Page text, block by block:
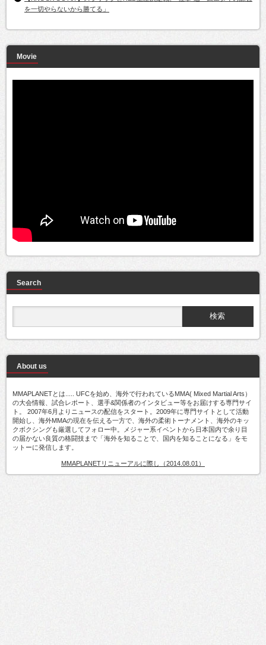
を一切やらないから勝てる」
Movie
Search
About us
MMAPLANETとは..... UFCを始め、海外で行われているMMA( Mixed Martial Arts）
の大会情報、試合レポート、選手&関係者のインタビュー等をお届けする専門サイ
ト。 2007年6月よりニュースの配信をスタート。2009年に専門サイトとして活動
開始し、海外MMAの現在を伝える一方で、海外の柔術トーナメント、海外のキッ
クボクシングも厳選してフォロー中。メジャー系イベントから日本国内で余り目
の届かない良質の格闘技まで「海外を知ることで、国内を知ることになる」をモ
ットーに発信します。
MMAPLANETリニューアルに際し（2014.08.01）